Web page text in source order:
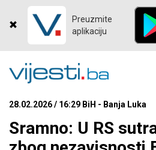
Preuzmite
aplikaciju
28.02.2026 / 16:29 BiH - Banja Luka
Sramno: U RS